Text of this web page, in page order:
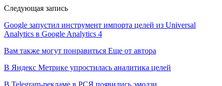
Следующая запись
Google запустил инструмент импорта целей из Universal
Analytics в Google Analytics 4
Вам также могут понравиться Еще от автора
В Яндекс Метрике упростилась аналитика целей
В Telegram-рекламе в РСЯ появились эмодзи